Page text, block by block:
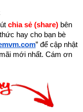
cho rằng Kinh Dịch
của ai đó là hiểu biết
chia sẻ (share) bên
hay cho bạn bè
” để cập nhật
mới nhất. Cám ơn